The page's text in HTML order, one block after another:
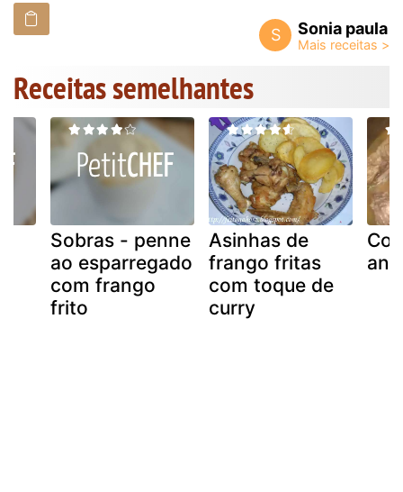
S Sonia paula
Receitas semelhantes
Sobras - penne
ao esparregado
com frango
frito
Asinhas de
frango fritas
com toque de
curry